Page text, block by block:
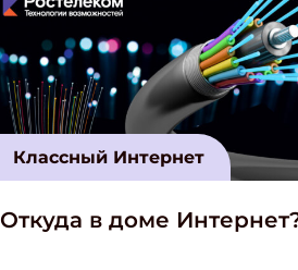
Классный Интернет
Откуда в доме